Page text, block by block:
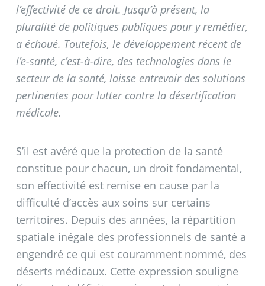
l’effectivité de ce droit. Jusqu’à présent, la
pluralité de politiques publiques pour y remédier,
a échoué. Toutefois, le développement récent de
l’e-santé, c’est-à-dire, des technologies dans le
secteur de la santé, laisse entrevoir des solutions
pertinentes pour lutter contre la désertification
médicale.
S’il est avéré que la protection de la santé
constitue pour chacun, un droit fondamental,
son effectivité est remise en cause par la
difficulté d’accès aux soins sur certains
territoires. Depuis des années, la répartition
spatiale inégale des professionnels de santé a
engendré ce qui est couramment nommé, des
déserts médicaux. Cette expression souligne